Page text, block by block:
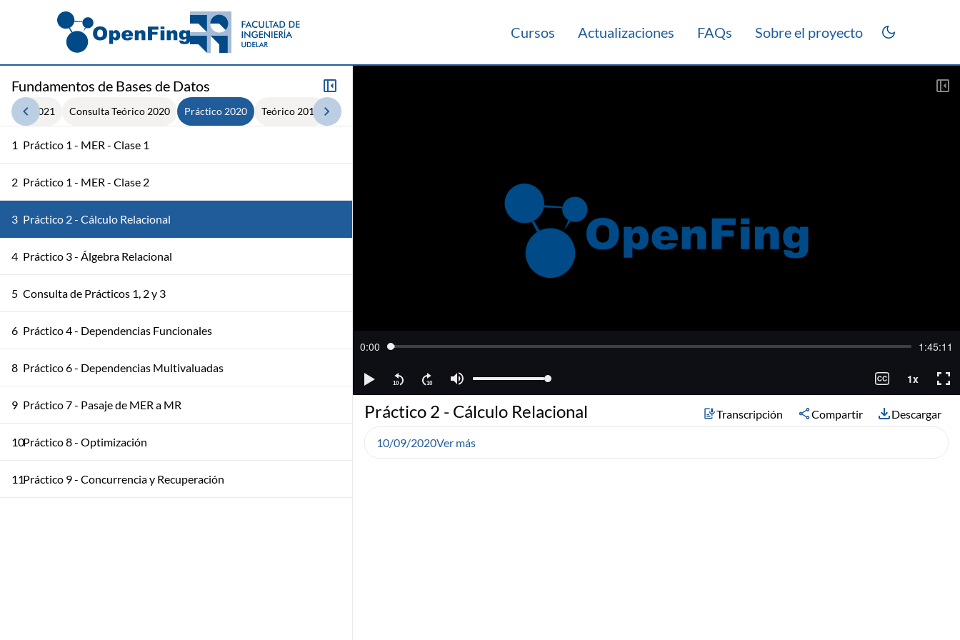
Cursos Actualizaciones FAQs Sobre el proyecto
Fundamentos de Bases de Datos
2021 Consulta Teórico 2020 Práctico 2020 Teórico 2012
1 Práctico 1 - MER - Clase 1
2 Práctico 1 - MER - Clase 2
3 Práctico 2 - Cálculo Relacional
4 Práctico 3 - Álgebra Relacional
5 Consulta de Prácticos 1, 2 y 3
6 Práctico 4 - Dependencias Funcionales
8 Práctico 6 - Dependencias Multivaluadas
9 Práctico 7 - Pasaje de MER a MR
10Práctico 8 - Optimización
11Práctico 9 - Concurrencia y Recuperación
Práctico 2 - Cálculo Relacional Transcripción Compartir Descargar
10/09/2020Ver más